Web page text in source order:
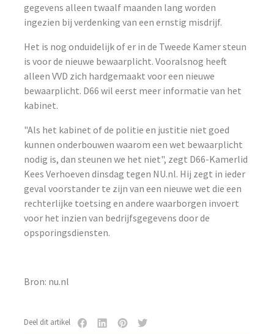
gegevens alleen twaalf maanden lang worden
ingezien bij verdenking van een ernstig misdrijf.
Het is nog onduidelijk of er in de Tweede Kamer steun
is voor de nieuwe bewaarplicht. Vooralsnog heeft
alleen VVD zich hardgemaakt voor een nieuwe
bewaarplicht. D66 wil eerst meer informatie van het
kabinet.
"Als het kabinet of de politie en justitie niet goed
kunnen onderbouwen waarom een wet bewaarplicht
nodig is, dan steunen we het niet", zegt D66-Kamerlid
Kees Verhoeven dinsdag tegen NU.nl. Hij zegt in ieder
geval voorstander te zijn van een nieuwe wet die een
rechterlijke toetsing en andere waarborgen invoert
voor het inzien van bedrijfsgegevens door de
opsporingsdiensten.
Bron: nu.nl
Deel dit artikel